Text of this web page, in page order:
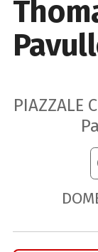
PIAZZALE